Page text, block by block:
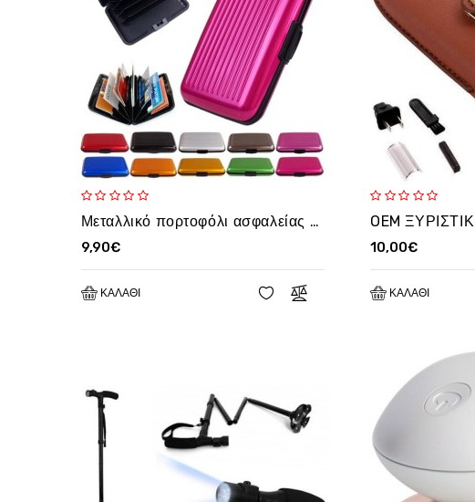
Μεταλλικό πορτοφόλι ασφαλείας για πιστωτικές κάρτες με προστασία υποκλοπής
9,90€
ΚΑΛΆΘΙ
10,00€
ΚΑΛΆΘΙ